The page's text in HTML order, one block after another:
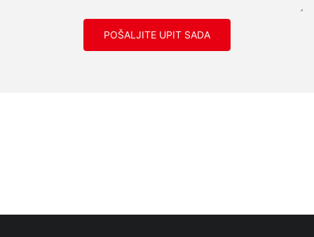
POŠALJITE UPIT SADA